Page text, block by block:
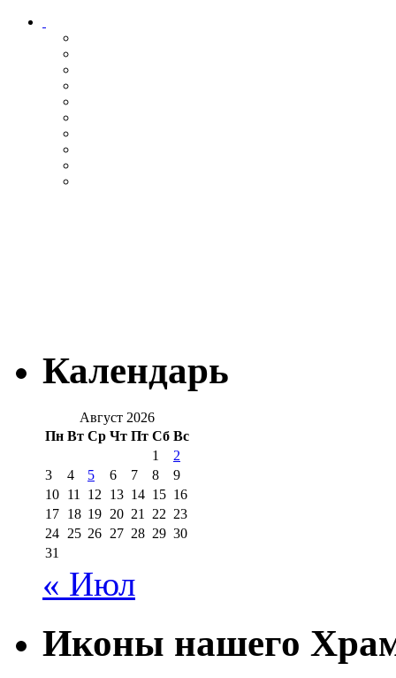
Календарь
Август 2026
Пн Вт Ср Чт Пт Сб Вс
1
2
3
4 5 6 7 8
9
10 11 12 13 14 15 16
17 18 19 20 21 22 23
24 25 26 27 28 29 30
31
« Июл
Иконы нашего